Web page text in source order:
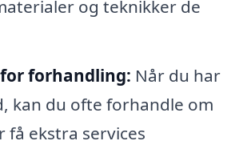
og teknikker de
forhandling: Når du har
kan du ofte forhandle om
få ekstra services